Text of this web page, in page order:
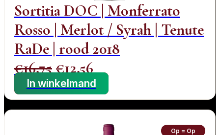
Sortitia DOC | Monferrato
Rosso | Merlot / Syrah | Tenute
RaDe | rood 2018
€16,75 Oorspronkelijke
prijs
was:
€12,56
prijs
is:
€12,56.
In winkelmand
Op = Op